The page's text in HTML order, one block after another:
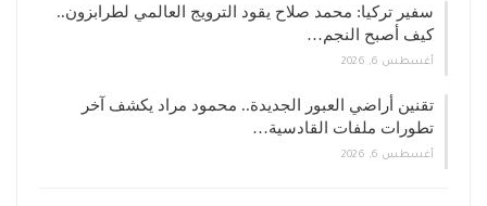
سفير تركيا: محمد صلاح يقود الترويج العالمي لطرابزون..
كيف أصبح النجم…
أغسطس 6, 2026
تقنين أراضي العبور الجديدة.. محمود مراد يكشف آخر
تطورات ملفات القادسية…
أغسطس 6, 2026